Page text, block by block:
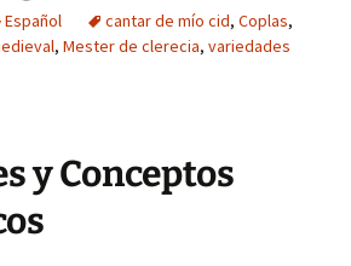
Español cantar de mío cid, Coplas,
, Mester de clerecia, variedades
y Conceptos